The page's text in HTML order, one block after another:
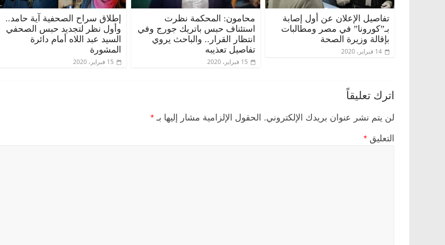
تفاصيل الإعلان عن أول إصابة
بـ”كورونا” في مصر ومطالبات
بإقالة وزيرة الصحة
14 فبراير، 2020
محامون: المحكمة نظرت
استئناف حبس باتريك جورج وفي
انتظار القرار.. والباحث يروي
تفاصيل تعذيبه
15 فبراير، 2020
إطلاق سراح الصحفية آية حامد..
وأول نظر لتجديد حبس الصحفي
السيد عبد اللاه أمام دائرة
المشورة
15 فبراير، 2020
اترك تعليقاً
لن يتم نشر عنوان بريدك الإلكتروني. الحقول الإلزامية مشار إليها بـ *
التعليق *